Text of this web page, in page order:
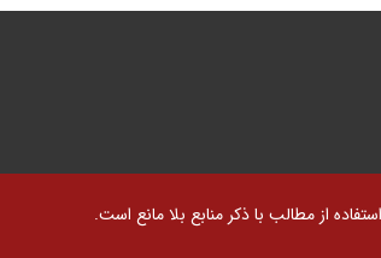
از مطالب با ذکر منابع بلا مانع است.